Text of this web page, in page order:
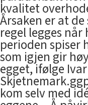
kvalitet
Årsaken er at
regel legges
perioden spiser
som igjen gir
egget, ifølge Ivar
kom selv med